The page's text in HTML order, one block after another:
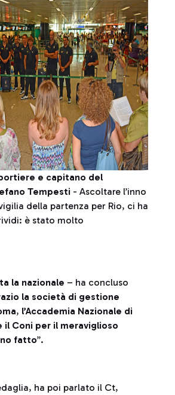
e capitano del
Tempesti - Ascoltare l’inno
della partenza per Rio, ci ha
è stato molto
la nazionale – ha concluso
la società di gestione
, l’Accademia Nazionale di
il Coni per il meraviglioso
fatto”.
ha poi parlato il Ct,